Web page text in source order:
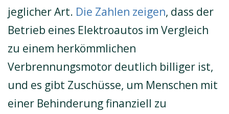
jeglicher Art. Die Zahlen zeigen, dass der
Betrieb eines Elektroautos im Vergleich
zu einem herkömmlichen
Verbrennungsmotor deutlich billiger ist,
und es gibt Zuschüsse, um Menschen mit
einer Behinderung finanziell zu